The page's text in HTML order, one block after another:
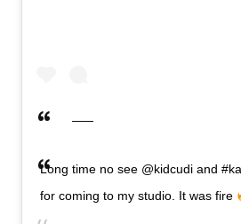
Long time no see @kidcudi and
for coming to my studio. It was fire